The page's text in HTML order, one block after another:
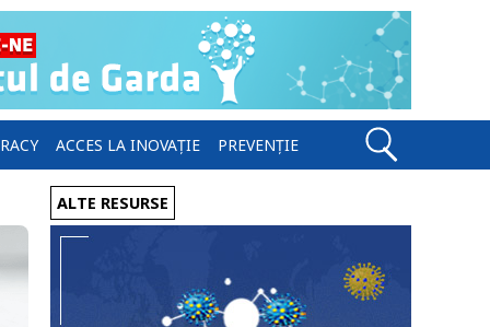
ACCES LA INOVAȚIE PREVENȚIE
ALTE RESURSE